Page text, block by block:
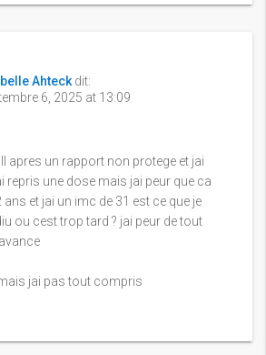
Ahteck dit:
6, 2025 at 13:09
apres un rapport non protege et jai
repris une dose mais jai peur que ca
et jai un imc de 31 est ce que je
ou cest trop tard ? jai peur de tout
jai pas tout compris